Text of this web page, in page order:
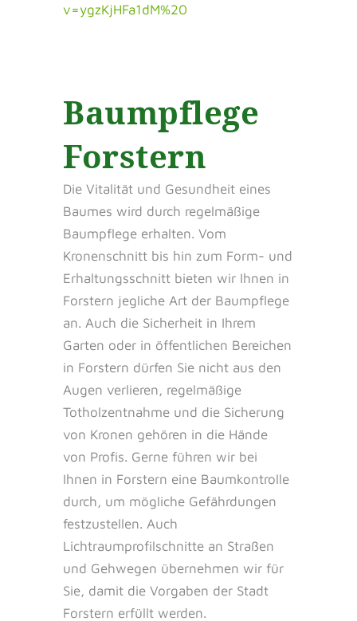
v=ygzKjHFa1dM%20
Baumpflege
Forstern
Die Vitalität und Gesundheit eines
Baumes wird durch regelmäßige
Baumpflege erhalten. Vom
Kronenschnitt bis hin zum Form- und
Erhaltungsschnitt bieten wir Ihnen in
Forstern jegliche Art der Baumpflege
an. Auch die Sicherheit in Ihrem
Garten oder in öffentlichen Bereichen
in Forstern dürfen Sie nicht aus den
Augen verlieren, regelmäßige
Totholzentnahme und die Sicherung
von Kronen gehören in die Hände
von Profis. Gerne führen wir bei
Ihnen in Forstern eine Baumkontrolle
durch, um mögliche Gefährdungen
festzustellen. Auch
Lichtraumprofilschnitte an Straßen
und Gehwegen übernehmen wir für
Sie, damit die Vorgaben der Stadt
Forstern erfüllt werden.